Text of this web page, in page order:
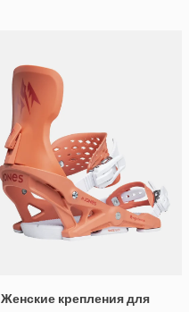
Женские крепления для